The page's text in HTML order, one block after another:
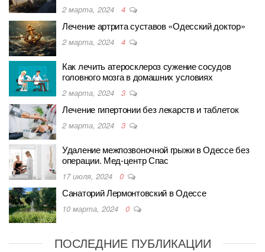
2 марта, 2024 4
Лечение артрита суставов «Одесский доктор»
2 марта, 2024 4
Как лечить атеросклероз сужение сосудов
головного мозга в домашних условиях
2 марта, 2024 3
Лечение гипертонии без лекарств и таблеток
2 марта, 2024 3
Удаление межпозвоночной грыжи в Одессе без
операции. Мед-центр Спас
17 июля, 2024 0
Санаторий Лермонтовский в Одессе
10 марта, 2024 0
ПОСЛЕДНИЕ ПУБЛИКАЦИИ